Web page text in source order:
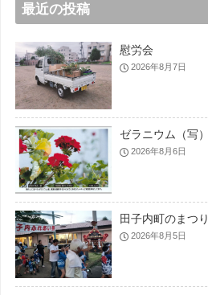
最近の投稿
慰労会
2026年8月7日
ゼラニウム（写）
2026年8月6日
田子内町のまつり
2026年8月5日